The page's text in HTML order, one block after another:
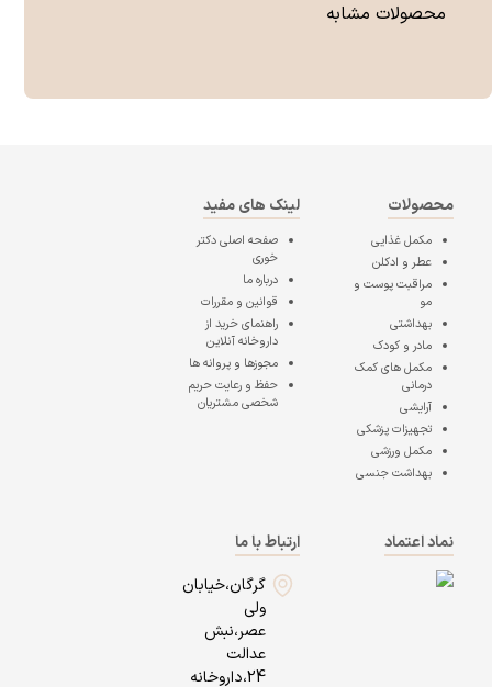
محصولات مشابه
محصولات
مکمل غذایی
عطر و ادکلن
مراقبت پوست و
مو
بهداشتی
مادر و کودک
مکمل های کمک
درمانی
آرایشی
تجهیزات پزشکی
مکمل ورزشی
بهداشت جنسی
لینک های مفید
صفحه اصلیدکتر
خوری
درباره ما
قوانین و مقررات
راهنمای خرید از
داروخانه آنلاین
مجوزها و پروانه ها
حفظ و رعایت حریم
شخصی مشتریان
نماد اعتماد
ارتباط با ما
گرگان،خیابان
ولی
عصر،نبش
عدالت
24،داروخانه